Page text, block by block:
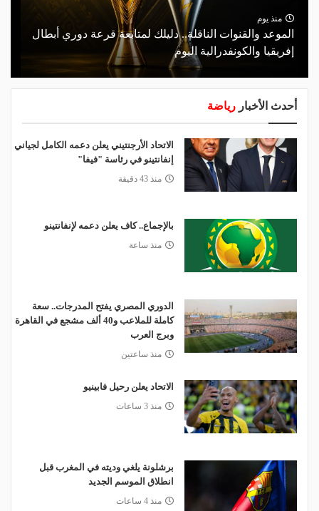
منذ يوم
الموعد والقنوات الناقلة.. دليلك لمتابعة قرعة دوري أبطال
إفريقيا والكونفدرالية اليوم
أحدث الأخبار رياضة
الاتحاد الأرجنتيني يعلن دعمه الكامل لجياني
إنفانتينو في رئاسة "فيفا"
منذ 43 دقيقة
بالإجماع.. كاف يعلن دعمه لإنفانتينو
منذ ساعة
الدوري المصري يفتح المدرجات.. سعة
كاملة للملاعب و40 ألف مشجع في القاهرة
وبرج العرب
منذ ساعتين
الاتحاد يعلن رحيل فابينيو
منذ 3 ساعات
برشلونة يلغي وديته في المغرب قبل
انطلاق الموسم الجديد
منذ 4 ساعات